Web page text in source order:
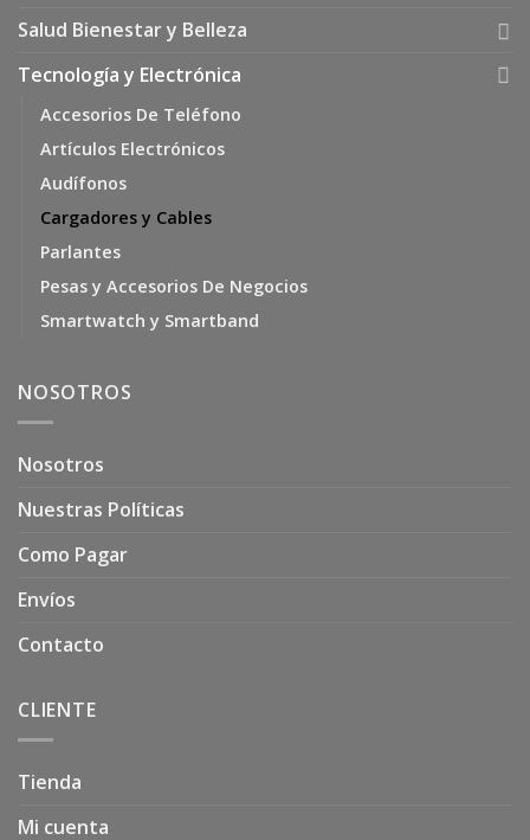
Salud Bienestar y Belleza
Tecnología y Electrónica
Accesorios De Teléfono
Artículos Electrónicos
Audífonos
Cargadores y Cables
Parlantes
Pesas y Accesorios De Negocios
Smartwatch y Smartband
NOSOTROS
Nosotros
Nuestras Políticas
Como Pagar
Envíos
Contacto
CLIENTE
Tienda
Mi cuenta